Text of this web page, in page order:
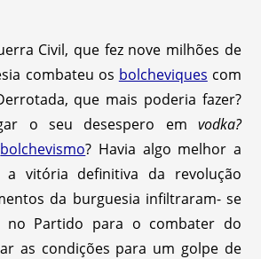
Civil, que fez nove milhões de
combateu os bolcheviques com
que mais poderia fazer?
o seu desespero em vodka?
bolchevismo? Havia algo melhor a
a vitória definitiva da revolução
da burguesia infiltraram- se
no Partido para o combater do
as condições para um golpe de